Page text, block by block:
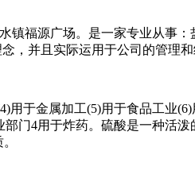
镇福源广场。是一家专业从事
，并且实际运用于公司的管理和
于金属加工(5)用于食品工业
门4用于炸药。硫酸是一种活